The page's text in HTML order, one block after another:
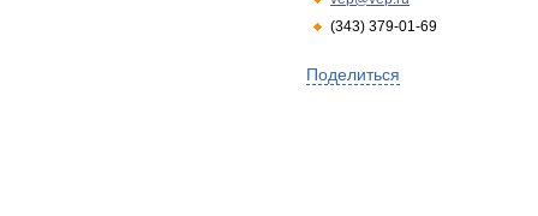
(343) 379-01-69
Поделиться